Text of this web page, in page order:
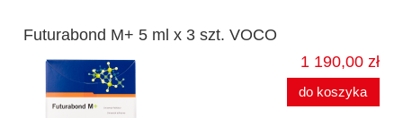
Futurabond M+ 5 ml x 3 szt. VOCO
1 190,00 zł
do koszyka